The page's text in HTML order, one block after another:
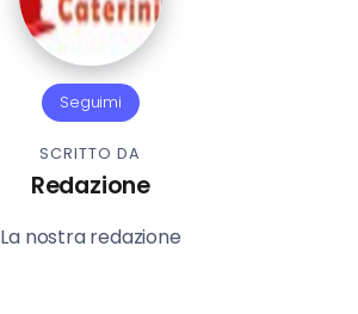
Seguimi
SCRITTO DA
Redazione
La nostra redazione